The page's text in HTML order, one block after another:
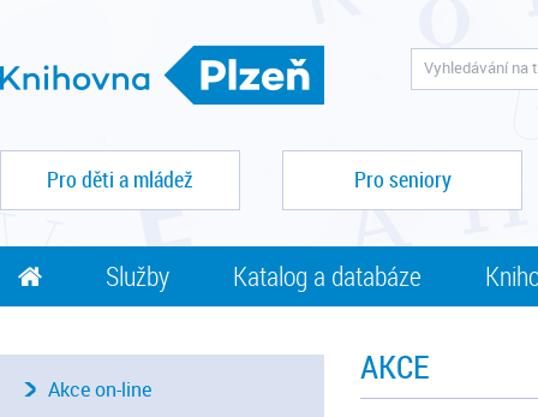
Pro děti a mládež Pro seniory
Služby Katalog a databáze
AKCE
Akce on-line